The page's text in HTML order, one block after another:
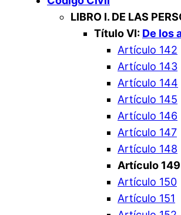
LIBRO I. DE LAS
Título VI: De los
Artículo 142
Artículo 143
Artículo 144
Artículo 145
Artículo 146
Artículo 147
Artículo 148
Artículo 149
Artículo 150
Artículo 151